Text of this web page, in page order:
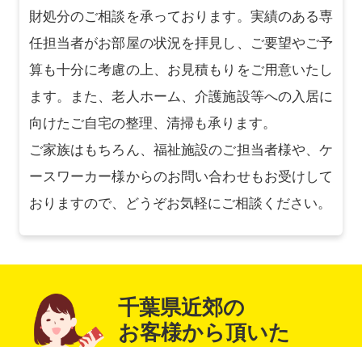
財処分のご相談を承っております。実績のある専
任担当者がお部屋の状況を拝見し、ご要望やご予
算も十分に考慮の上、お見積もりをご用意いたし
ます。また、老人ホーム、介護施設等への入居に
向けたご自宅の整理、清掃も承ります。
ご家族はもちろん、福祉施設のご担当者様や、ケ
ースワーカー様からのお問い合わせもお受けして
おりますので、どうぞお気軽にご相談ください。
千葉県近郊の
お客様から頂いた